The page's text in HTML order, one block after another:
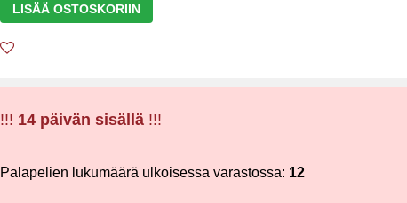
LISÄÄ OSTOSKORIIN
!!! 14 päivän sisällä !!!
Palapelien lukumäärä ulkoisessa varastossa: 12